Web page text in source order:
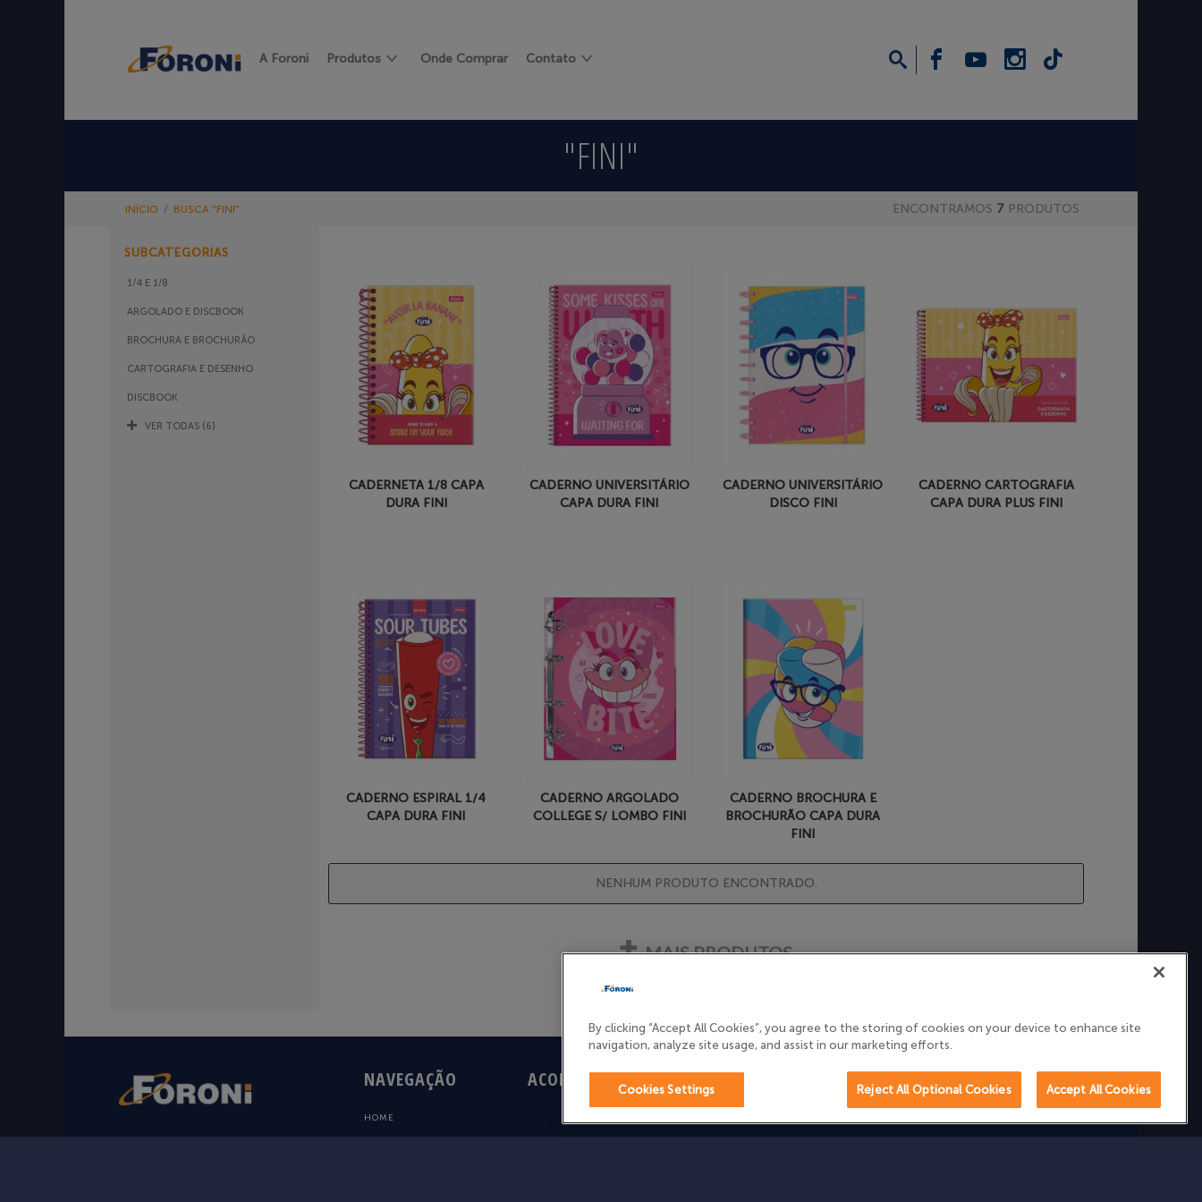
A Foroni Produtos Onde Comprar Contato
"FINI"
INÍCIO / BUSCA "FINI" ENCONTRAMOS 7 PRODUTOS
SUBCATEGORIAS
1/4 E 1/8
ARGOLADO E DISCBOOK
BROCHURA E BROCHURÃO
CARTOGRAFIA E DESENHO
DISCBOOK
VER TODAS (6)
CADERNETA 1/8 CAPA
DURA FINI
CADERNO UNIVERSITÁRIO
CAPA DURA FINI
CADERNO UNIVERSITÁRIO
DISCO FINI
CADERNO CARTOGRAFIA
CAPA DURA PLUS FINI
CADERNO ESPIRAL 1/4
CAPA DURA FINI
CADERNO ARGOLADO
COLLEGE S/ LOMBO FINI
CADERNO BROCHURA E
BROCHURÃO CAPA DURA
FINI
NENHUM PRODUTO ENCONTRADO.
MAIS PRODUTOS
NAVEGAÇÃO
HOME
ACOMPANHE SIGA A FORONI
By clicking “Accept All Cookies”, you agree to the storing of cookies on your device to enhance site
navigation, analyze site usage, and assist in our marketing efforts.
Cookies Settings Reject All Optional Cookies Accept All Cookies